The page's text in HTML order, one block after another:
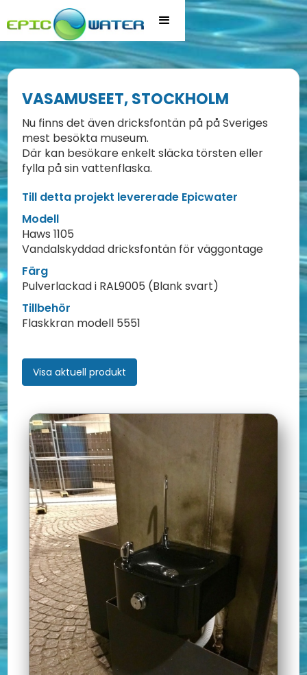
VASAMUSEET, STOCKHOLM
Nu finns det även dricksfontän på på Sveriges
mest besökta museum.
Där kan besökare enkelt släcka törsten eller
fylla på sin vattenflaska.
Till detta projekt levererade Epicwater
Modell
Haws 1105
Vandalskyddad dricksfontän för väggontage
Färg
Pulverlackad i RAL9005 (Blank svart)
Tillbehör
Flaskkran modell 5551
Visa aktuell produkt